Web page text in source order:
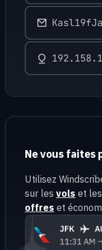
Ne vous faites
Utilisez
sur les vols et les
offres et